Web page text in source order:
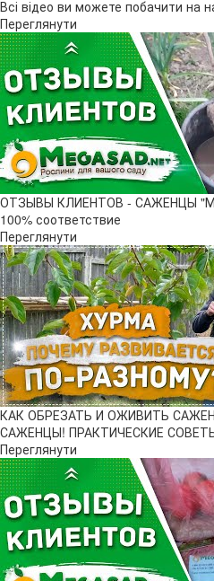
Всі відео ви можете побачити на
Переглянути
ОТЗЫВЫ КЛИЕНТОВ - САЖЕНЦЫ
100% соответствие
Переглянути
КАК ОБРЕЗАТЬ И ОЖИВИТЬ
САЖЕНЦЫ! ПРАКТИЧЕСКИЕ
Переглянути